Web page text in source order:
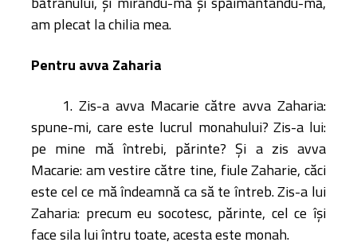
am plecat la chilia mea.
Pentru avva Zaharia
1. Zis-a avva Macarie către avva Zaharia:
spune-mi, care este lucrul monahului? Zis-a lui:
pe mine mă întrebi, părinte? Şi a zis avva
Macarie: am vestire către tine, fiule Zaharie, căci
este cel ce mă îndeamnă ca să te întreb. Zis-a lui
Zaharia: precum eu socotesc, părinte, cel ce îşi
face sila lui întru toate, acesta este monah.